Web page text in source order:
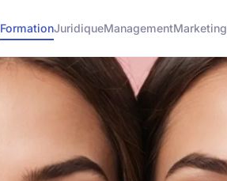
FormationJuridiqueManagementMarketing